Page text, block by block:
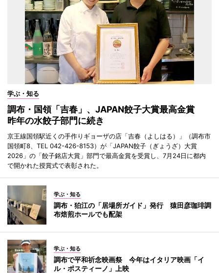
学ぶ・知る
調布・国領「吉春」、JAPAN餃子大賞最高金賞
昨年の水餃子部門に続き
京王線国領駅近くの手作りギョーザの店「吉春（よしはる）」（調布市
国領町8、TEL 042-426-8153）が「JAPAN餃子（ぎょうざ）大賞
2026」の「餃子銘店大賞」部門で最高金賞を受賞し、7月24日に都内
で開かれた授賞式で表彰された。
学ぶ・知る
調布・狛江の「居場所ガイド」発行 猿田彦珈琲調
布焙煎ホールでも配架
学ぶ・知る
調布で平和祈念映画祭 今年はイタリア映画「イ
ル・ポスティーノ」上映